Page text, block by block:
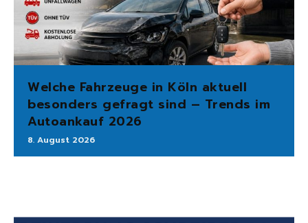
Welche Fahrzeuge in Köln aktuell
besonders gefragt sind – Trends im
Autoankauf 2026
8. August 2026